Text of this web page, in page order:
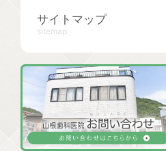
サイトマップ
sitemap